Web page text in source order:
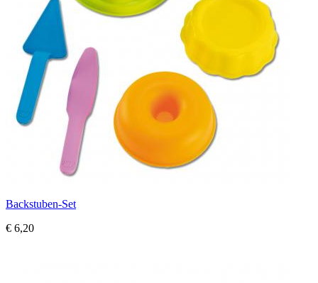
Backstuben-Set
€ 6,20